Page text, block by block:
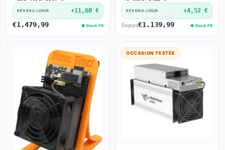
REVENU /JOUR +11,60 €
€1.479,99 ● Stock FR
REVENU /JOUR +4,52 €
Depuis€1.139,99 ● Stock FR
OCCASION TESTÉE